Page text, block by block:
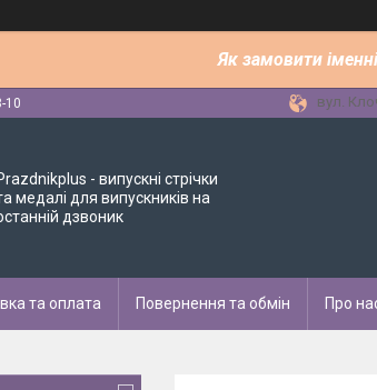
Як замовити
10 вул.
- випускні стрічки
медалі для випускників на
дзвоник
та оплата Повернення та обмін Про